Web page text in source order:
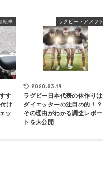
転車
す
け
ッ
ラグビー・アメフト
2020.03.19
ラグビー日本代表の体作りは
ダイエッターの注目の的！？
その理由がわかる調査レポー
トを大公開